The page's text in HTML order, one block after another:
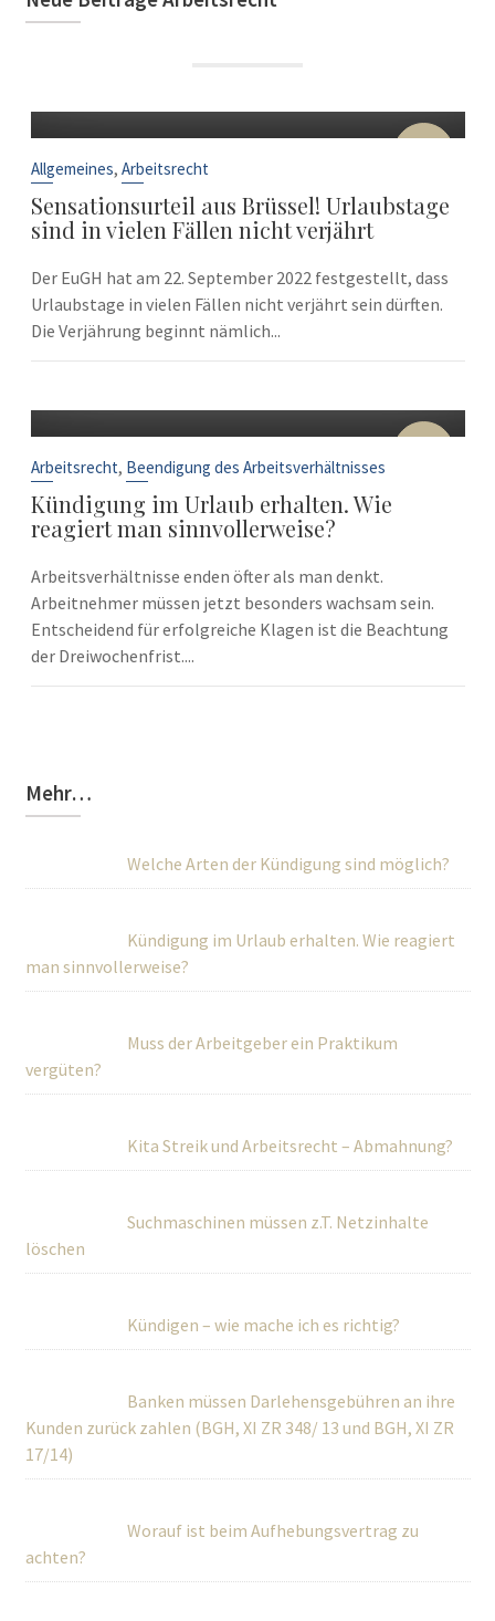
22
Allgemeines, Arbeitsrecht
Sensationsurteil aus Brüssel! Urlaubstage
sind in vielen Fällen nicht verjährt
Der EuGH hat am 22. September 2022 festgestellt, dass
Urlaubstage in vielen Fällen nicht verjährt sein dürften.
Die Verjährung beginnt nämlich...
10
Arbeitsrecht, Beendigung des Arbeitsverhältnisses
Kündigung im Urlaub erhalten. Wie
reagiert man sinnvollerweise?
Arbeitsverhältnisse enden öfter als man denkt.
Arbeitnehmer müssen jetzt besonders wachsam sein.
Entscheidend für erfolgreiche Klagen ist die Beachtung
der Dreiwochenfrist....
Mehr…
Welche Arten der Kündigung sind möglich?
Kündigung im Urlaub erhalten. Wie reagiert
man sinnvollerweise?
Muss der Arbeitgeber ein Praktikum
vergüten?
Kita Streik und Arbeitsrecht – Abmahnung?
Suchmaschinen müssen z.T. Netzinhalte
löschen
Kündigen – wie mache ich es richtig?
Banken müssen Darlehensgebühren an ihre
Kunden zurück zahlen (BGH, XI ZR 348/ 13 und BGH, XI ZR
17/14)
Worauf ist beim Aufhebungsvertrag zu
achten?